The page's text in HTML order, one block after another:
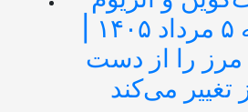
مرز را از دست
تغییر می‌کند